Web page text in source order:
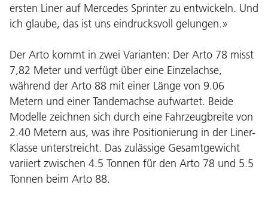
ersten Liner auf Mercedes Sprinter zu entwickeln. Und
ich glaube, das ist uns eindrucksvoll gelungen.»
Der Arto kommt in zwei Varianten: Der Arto 78 misst
7,82 Meter und verfügt über eine Einzelachse,
während der Arto 88 mit einer Länge von 9.06
Metern und einer Tandemachse aufwartet. Beide
Modelle zeichnen sich durch eine Fahrzeugbreite von
2.40 Metern aus, was ihre Positionierung in der Liner-
Klasse unterstreicht. Das zulässige Gesamtgewicht
variiert zwischen 4.5 Tonnen für den Arto 78 und 5.5
Tonnen beim Arto 88.